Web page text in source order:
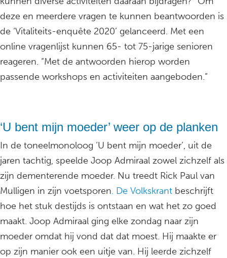
deze en meerdere vragen te kunnen beantwoorden is
de ‘Vitaliteits-enquête 2020’ gelanceerd. Met een
online vragenlijst kunnen 65- tot 75-jarige senioren
reageren. “Met de antwoorden hierop worden
passende workshops en activiteiten aangeboden.”
‘U bent mijn moeder’ weer op de planken
In de toneelmonoloog ‘U bent mijn moeder’, uit de
jaren tachtig, speelde Joop Admiraal zowel zichzelf als
zijn dementerende moeder. Nu treedt Rick Paul van
Mulligen in zijn voetsporen. De Volkskrant beschrijft
hoe het stuk destijds is ontstaan en wat het zo goed
maakt. Joop Admiraal ging elke zondag naar zijn
moeder omdat hij vond dat dat moest. Hij maakte er
op zijn manier ook een uitje van. Hij leerde zichzelf